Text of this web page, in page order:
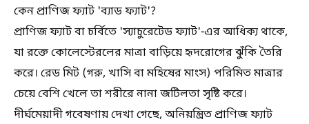
কেন প্রাণিজ ফ্যাট 'ব্যাড ফ্যাট'?
প্রাণিজ ফ্যাট বা চর্বিতে 'স্যাচুরেটেড ফ্যাট'-এর আধিক্য থাকে,
যা রক্তে কোলেস্টেরলের মাত্রা বাড়িয়ে হৃদরোগের ঝুঁকি তৈরি
করে। রেড মিট (গরু, খাসি বা মহিষের মাংস) পরিমিত মাত্রার
চেয়ে বেশি খেলে তা শরীরে নানা জটিলতা সৃষ্টি করে।
দীর্ঘমেয়াদী গবেষণায় দেখা গেছে, অনিয়ন্ত্রিত প্রাণিজ ফ্যাট